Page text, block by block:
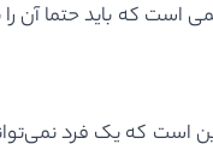
است که باید حتما آن را
که یک فرد